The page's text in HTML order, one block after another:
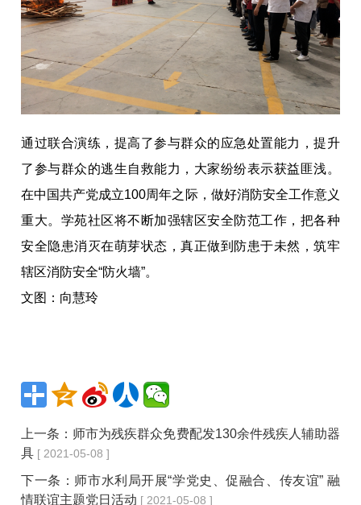
通过联合演练，提高了参与群众的应急处置能力，提升
了参与群众的逃生自救能力，大家纷纷表示获益匪浅。
在中国共产党成立100周年之际，做好消防安全工作意义
重大。学苑社区将不断加强辖区安全防范工作，把各种
安全隐患消灭在萌芽状态，真正做到防患于未然，筑牢
辖区消防安全“防火墙”。
文图：向慧玲
上一条： 师市为残疾群众免费配发130余件残疾人辅助器
具 [ 2021-05-08 ]
下一条： 师市水利局开展“学党史、促融合、传友谊” 融
情联谊主题党日活动 [ 2021-05-08 ]